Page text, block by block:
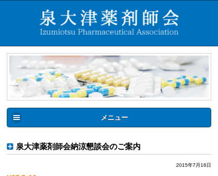
メニュー
泉大津薬剤師会納涼懇談会のご案内
2015年7月16日